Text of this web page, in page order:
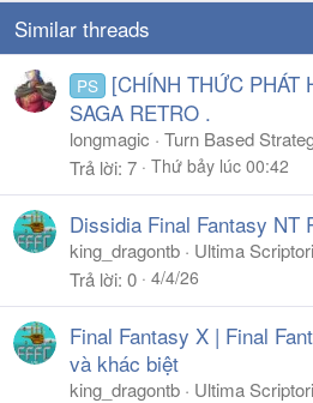
Similar threads
PS
[CHÍNH THỨC PHÁT
SAGA RETRO .
longmagic
Turn Based
Trả lời 7 Thứ bảy lúc 00:42
Dissidia Final Fantasy NT
king_dragontb
Ultima
Trả lời 0 4/4/26
Final Fantasy X | Final
và khác biệt
king_dragontb
Ultima